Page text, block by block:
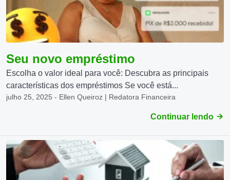
Seu novo empréstimo
Escolha o valor ideal para você: Descubra as principais
características dos empréstimos Se você está...
julho 25, 2025 - Ellen Queiroz | Redatora Financeira
Continuar lendo